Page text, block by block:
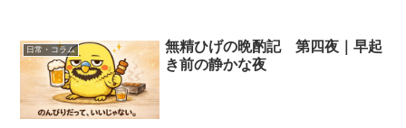
日常・コラム
無精ひげの晩酌記 第四夜｜早起
き前の静かな夜